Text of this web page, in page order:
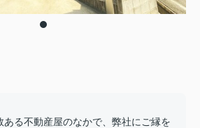
ある不動産屋のなかで、弊社にご縁を